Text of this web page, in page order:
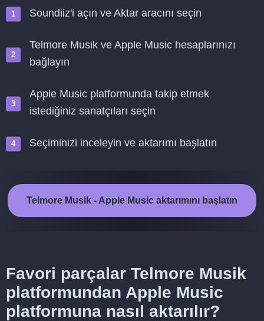
Soundiiz'i açın ve Aktar aracını seçin
Telmore Musik ve Apple Music hesaplarınızı
bağlayın
Apple Music platformunda takip etmek
istediğiniz sanatçıları seçin
Seçiminizi inceleyin ve aktarımı başlatın
Telmore Musik - Apple Music aktarımını başlatın
Favori parçalar Telmore Musik
platformundan Apple Music
platformuna nasıl aktarılır?